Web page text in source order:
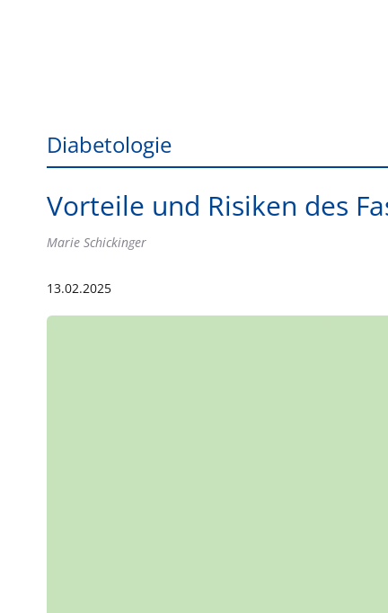
Diabetologie
Vorteile und Risiken des
Marie Schickinger
13.02.2025